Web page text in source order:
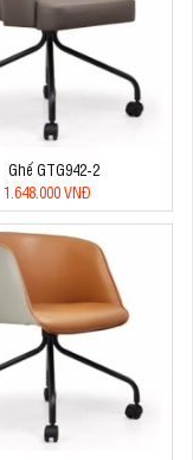
Ghế GTG942-2
1.648.000 VNĐ